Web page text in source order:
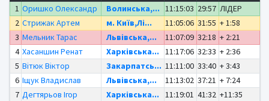
1 Оришко Олександр Волинська,... 11:15:03 29:57 ЛІДЕР
2 Стрижак Артем м. Київ,Лі... 11:05:06 31:55 + 1:58
3 Мельник Тарас Львівська,... 11:07:09 32:18 + 2:21
4 Хасаншин Ренат Харківська... 11:17:06 32:33 + 2:36
5 Вітюк Віктор Закарпатсь... 11:11:00 33:40 + 3:43
6 Іщук Владислав Львівська,... 11:13:02 37:21 + 7:24
7 Дегтярьов Ігор Харківська... 11:19:01 41:32 +11:35